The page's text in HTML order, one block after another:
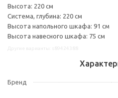
Высота: 220 см
Система, глубина: 220 см
Высота напольного шкафа: 91 см
Высота навесного шкафа: 75 см
Бренд